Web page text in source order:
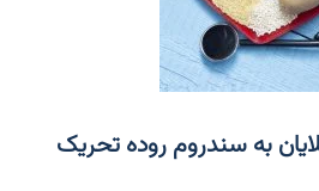
به سندروم روده تحریک